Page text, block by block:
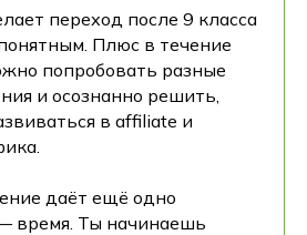
переход после 9 класса
Плюс в течение
попробовать разные
и осознанно решить,
в affiliate и
даёт ещё одно
время. Ты начинаешь